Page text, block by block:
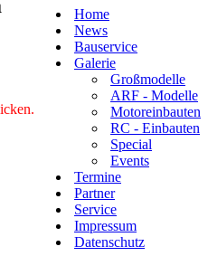
Home
News
Bauservice
Galerie
Großmodelle
ARF - Modelle
Motoreinbauten
RC - Einbauten
Special
Events
Termine
Partner
Service
Impressum
Datenschutz